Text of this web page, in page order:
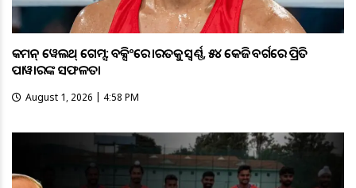
କମନ୍ ୱେଲଥ୍ ଗେମ୍ସ: ବକ୍ସିଂରେ ଭାରତକୁ ସ୍ବର୍ଣ୍ଣ, ୫୪ କେଜି ବର୍ଗରେ ପ୍ରିତି
ପାୱାରଙ୍କ ସଫଳତା
August 1, 2026 | 4:58 PM